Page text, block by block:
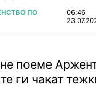
ПО
06:46
поеме
ги чакат